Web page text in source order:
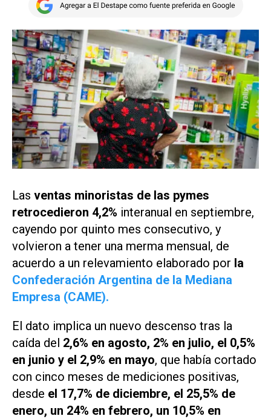
Las ventas minoristas de las pymes
retrocedieron 4,2% interanual en septiembre,
cayendo por quinto mes consecutivo, y
volvieron a tener una merma mensual, de
acuerdo a un relevamiento elaborado por la
Confederación Argentina de la Mediana
Empresa (CAME).
El dato implica un nuevo descenso tras la
caída del 2,6% en agosto, 2% en julio, el 0,5%
en junio y el 2,9% en mayo, que había cortado
con cinco meses de mediciones positivas,
desde el 17,7% de diciembre, el 25,5% de
enero, un 24% en febrero, un 10,5% en